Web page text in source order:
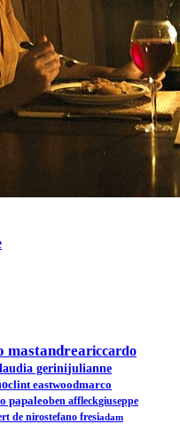
mastandreariccardo
gerinijulianne
clint eastwoodmarco
papaleoben affleckgiuseppe
de nirostefano fresiadam